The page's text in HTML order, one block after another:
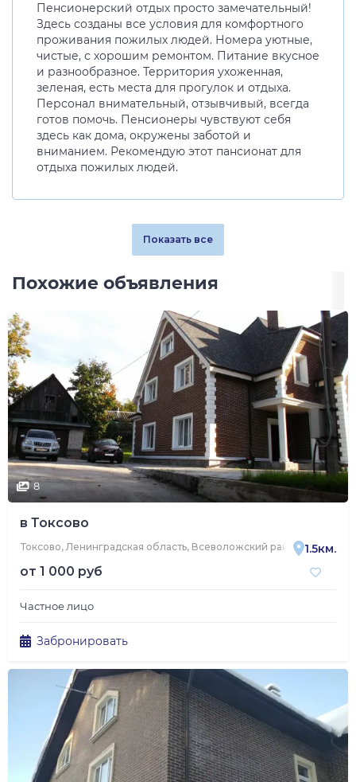
Пенсионерский отдых просто замечательный!
Здесь созданы все условия для комфортного
проживания пожилых людей. Номера уютные,
чистые, с хорошим ремонтом. Питание вкусное
и разнообразное. Территория ухоженная,
зеленая, есть места для прогулок и отдыха.
Персонал внимательный, отзывчивый, всегда
готов помочь. Пенсионеры чувствуют себя
здесь как дома, окружены заботой и
вниманием. Рекомендую этот пансионат для
отдыха пожилых людей.
Показать все
Похожие объявления
8
в Токсово
Токсово, Ленинградская область, Всеволожский район, 1.5км.
от 1 000 руб
Частное лицо
Забронировать